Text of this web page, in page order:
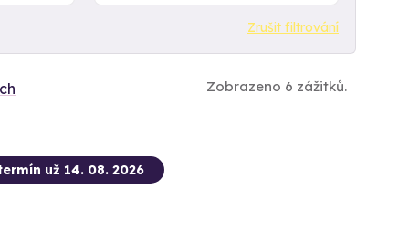
Zrušit filtrování
Zobrazeno 6 zážitků.
už 14. 08. 2026